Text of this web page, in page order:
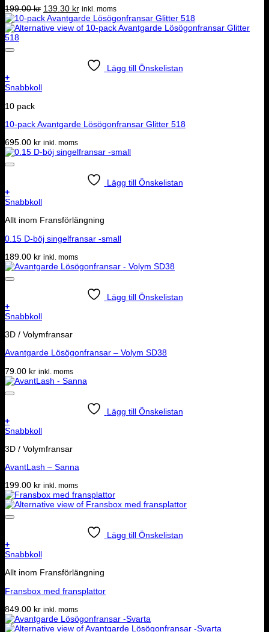
199.00kr Det
ursprungliga
priset
139.30 krDet
nuvarande
priset
inkl. moms
Lägg till Önskelistan
+
Snabbkoll
10 pack
10-pack Avantgarde Lösögonfransar Glitter 518
695.00 kr inkl. moms
Lägg till Önskelistan
+
Snabbkoll
Allt inom Fransförlängning
0.15 D-böj singelfransar -small
189.00 kr inkl. moms
Lägg till Önskelistan
+
Snabbkoll
3D / Volymfransar
Avantgarde Lösögonfransar – Volym SD38
79.00 kr inkl. moms
Lägg till Önskelistan
+
Snabbkoll
3D / Volymfransar
AvantLash – Sanna
199.00 kr inkl. moms
Lägg till Önskelistan
+
Snabbkoll
Allt inom Fransförlängning
Fransbox med fransplattor
849.00 kr inkl. moms